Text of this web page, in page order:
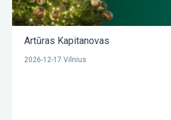
Artūras Kapitanovas
2026-12-17 Vilnius